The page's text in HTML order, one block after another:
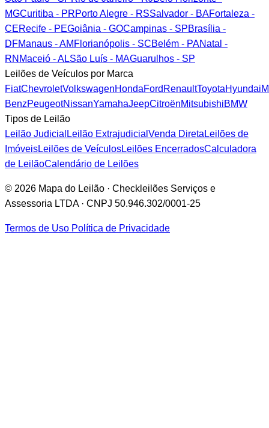
MGCuritiba - PRPorto Alegre - RSSalvador - BAFortaleza -
CERecife - PEGoiânia - GOCampinas - SPBrasília -
DFManaus - AM Florianópolis - SCBelém - PANatal -
RN Maceió - ALSão Luís - MAGuarulhos - SP
Leilões de Veículos por Marca
FiatChevroletVolkswagenHondaFord RenaultToyotaHyundai
BenzPeugeotNissanYamahaJeepCitroënMitsubishiBMW
Tipos de Leilão
Leilão Judicial Leilão Extrajudicial Venda Direta Leilões de
ImóveisLeilões de VeículosLeilões EncerradosCalculadora
de LeilãoCalendário de Leilões
© 2026 Mapa do Leilão · Checkleilões Serviços e
Assessoria LTDA · CNPJ 50.946.302/0001-25
Termos de Uso Política de Privacidade